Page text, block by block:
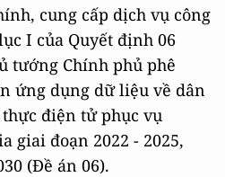
cung cấp dịch vụ công
I của Quyết định 06
tướng Chính phủ phê
ứng dụng dữ liệu về dân
điện tử phục vụ
giai đoạn 2022 - 2025,
(Đề án 06).